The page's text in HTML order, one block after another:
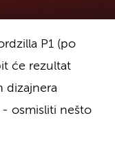
P1 (po
će rezultat
dizajnera
- osmisliti nešto